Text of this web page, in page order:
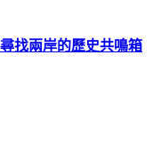
找兩岸的歷史共鳴箱